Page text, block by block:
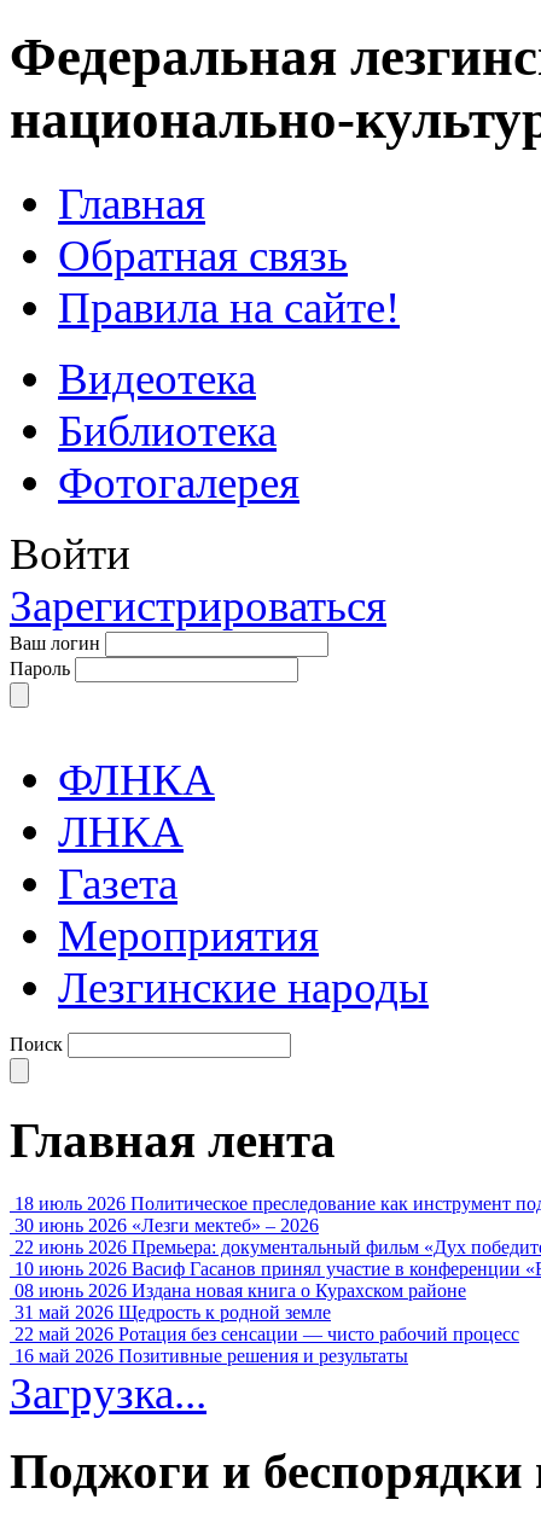
Федеральная
национально-
Главная
Обратная связь
Правила на сайте!
Видеотека
Библиотека
Фотогалерея
Войти
Зарегистрироваться
Ваш логин
Пароль
ФЛНКА
ЛНКА
Газета
Мероприятия
Лезгинские народы
Поиск
Главная лента
18 июль 2026 Политическое преследование как инструмент
30 июнь 2026 «Лезги мектеб» – 2026
22 июнь 2026 Премьера: документальный фильм «Дух
10 июнь 2026 Васиф Гасанов принял участие в конференции
08 июнь 2026 Издана новая книга о Курахском районе
31 май 2026 Щедрость к родной земле
22 май 2026 Ротация без сенсации — чисто рабочий процесс
16 май 2026 Позитивные решения и результаты
Загрузка...
Поджоги и